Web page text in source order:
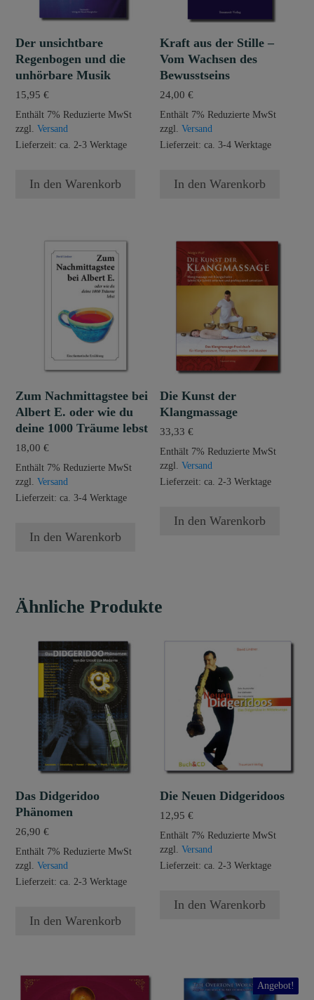
Der unsichtbare
Regenbogen und die
unhörbare Musik
15,95 €
Enthält 7% Reduzierte MwSt
zzgl. Versand
Lieferzeit: ca. 2-3 Werktage
In den Warenkorb
Kraft aus der Stille –
Vom Wachsen des
Bewusstseins
24,00€
Enthält 7% Reduzierte MwSt
zzgl.Versand
Lieferzeit: ca. 3-4 Werktage
In den Warenkorb
Zum Nachmittagstee bei
Albert E. oder wie du
deine 1000 Träume lebst
18,00 €
Enthält 7% Reduzierte MwSt
zzgl. Versand
Lieferzeit: ca. 3-4 Werktage
In den Warenkorb
Die Kunst der
Klangmassage
33,33€
Enthält 7% Reduzierte MwSt
zzgl.Versand
Lieferzeit: ca. 2-3 Werktage
In den Warenkorb
Ähnliche Produkte
Das Didgeridoo
Phänomen
26,90 €
Enthält 7% Reduzierte MwSt
zzgl. Versand
Lieferzeit: ca. 2-3 Werktage
In den Warenkorb
Die Neuen Didgeridoos
12,95€
Enthält 7% Reduzierte MwSt
zzgl.Versand
Lieferzeit: ca. 2-3 Werktage
In den Warenkorb
Angebot!